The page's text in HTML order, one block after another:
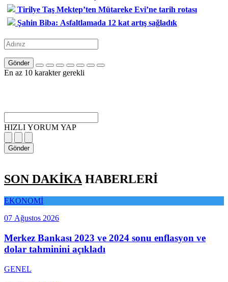
Tirilye Taş Mektep’ten Mütareke Evi’ne tarih rotası
Şahin Biba: Asfaltlamada 12 kat artış sağladık
Gönder
En az 10 karakter gerekli
HIZLI YORUM YAP
Gönder
SON DAKİKAHABERLERİ
EKONOMİ
07 Ağustos 2026
Merkez Bankası 2023 ve 2024 sonu enflasyon ve
dolar tahminini açıkladı
GENEL